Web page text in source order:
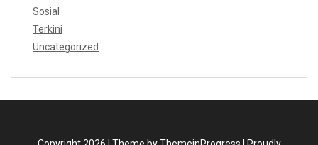
Sosial
Terkini
Uncategorized